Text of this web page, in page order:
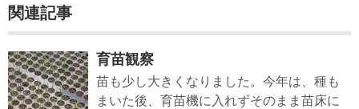
関連記事
育苗観察
苗も少し大きくなりました。今年は、種も
まいた後、育苗機に入れずそのまま苗床に